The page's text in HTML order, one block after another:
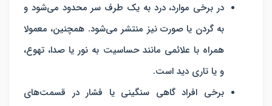
در برخی موارد، درد به یک طرف سر محدود می‎‌شود و
به گردن یا صورت نیز منتشر می‎‌شود. همچنین، معمولا
همراه با علائمی مانند حساسیت به نور یا صدا، تهوع،
و یا تاری دید است.
برخی افراد گاهی سنگینی یا فشار در قسمت‌های